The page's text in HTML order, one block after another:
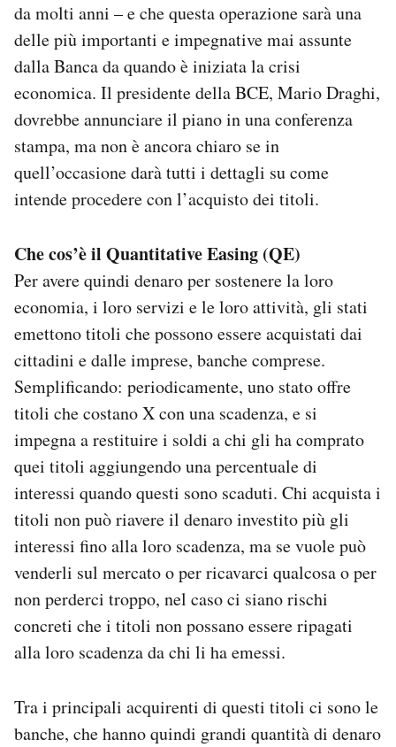
da molti anni – e che questa operazione sarà una
delle più importanti e impegnative mai assunte
dalla Banca da quando è iniziata la crisi
economica. Il presidente della BCE, Mario Draghi,
dovrebbe annunciare il piano in una conferenza
stampa, ma non è ancora chiaro se in
quell’occasione darà tutti i dettagli su come
intende procedere con l’acquisto dei titoli.
Che cos’è il Quantitative Easing (QE)
Per avere quindi denaro per sostenere la loro
economia, i loro servizi e le loro attività, gli stati
emettono titoli che possono essere acquistati dai
cittadini e dalle imprese, banche comprese.
Semplificando: periodicamente, uno stato offre
titoli che costano X con una scadenza, e si
impegna a restituire i soldi a chi gli ha comprato
quei titoli aggiungendo una percentuale di
interessi quando questi sono scaduti. Chi acquista i
titoli non può riavere il denaro investito più gli
interessi fino alla loro scadenza, ma se vuole può
venderli sul mercato o per ricavarci qualcosa o per
non perderci troppo, nel caso ci siano rischi
concreti che i titoli non possano essere ripagati
alla loro scadenza da chi li ha emessi.
Tra i principali acquirenti di questi titoli ci sono le
banche, che hanno quindi grandi quantità di denaro